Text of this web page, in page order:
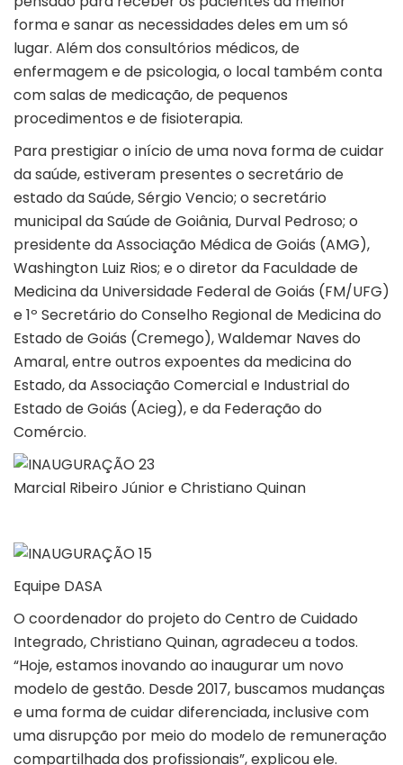
forma e sanar as necessidades deles em um só
lugar. Além dos consultórios médicos, de
enfermagem e de psicologia, o local também conta
com salas de medicação, de pequenos
procedimentos e de fisioterapia.
Para prestigiar o início de uma nova forma de cuidar
da saúde, estiveram presentes o secretário de
estado da Saúde, Sérgio Vencio; o secretário
municipal da Saúde de Goiânia, Durval Pedroso; o
presidente da Associação Médica de Goiás (AMG),
Washington Luiz Rios; e o diretor da Faculdade de
Medicina da Universidade Federal de Goiás (FM/UFG)
e 1º Secretário do Conselho Regional de Medicina do
Estado de Goiás (Cremego), Waldemar Naves do
Amaral, entre outros expoentes da medicina do
Estado, da Associação Comercial e Industrial do
Estado de Goiás (Acieg), e da Federação do
Comércio.
Marcial Ribeiro Júniore Christiano Quinan
Equipe DASA
O coordenador do projeto do Centro de Cuidado
Integrado, Christiano Quinan, agradeceu a todos.
“Hoje, estamos inovando ao inaugurar um novo
modelo de gestão. Desde 2017, buscamos mudanças
e uma forma de cuidar diferenciada, inclusive com
uma disrupção por meio do modelo de remuneração
compartilhada dos profissionais”, explicou ele.